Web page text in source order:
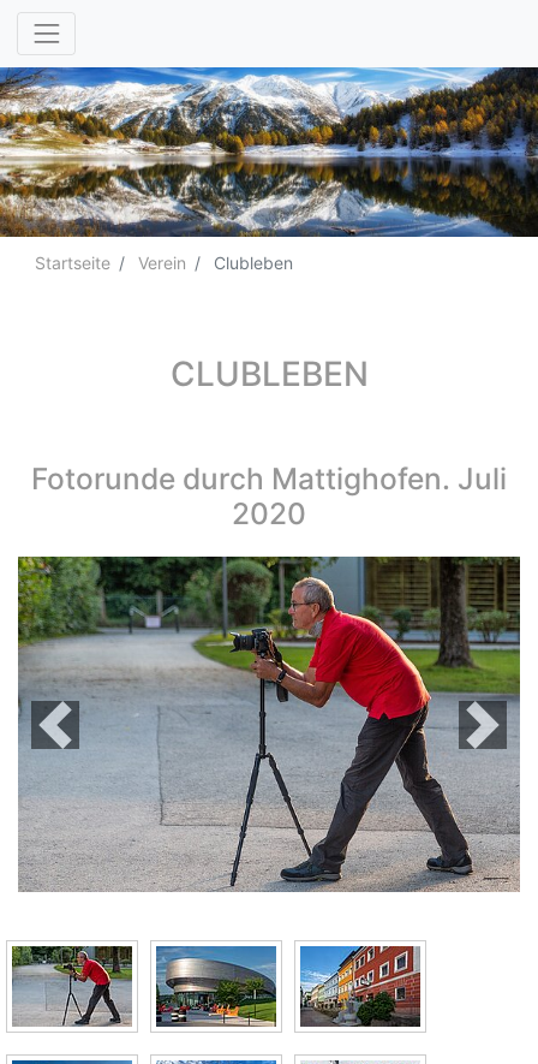
Startseite Verein Clubleben
CLUBLEBEN
Fotorunde durch Mattighofen. Juli
2020
Previous Next